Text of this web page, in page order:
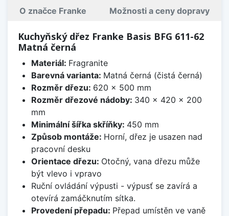
O značce Franke Možnosti a ceny dopravy
Kuchyňský dřez Franke Basis BFG 611-62
Matná černá
Materiál: Fragranite
Barevná varianta: Matná černá (čistá černá)
Rozměr dřezu: 620 x 500 mm
Rozměr dřezové nádoby: 340 x 420 x 200
mm
Minimální šířka skříňky: 450 mm
Způsob montáže: Horní, dřez je usazen nad
pracovní desku
Orientace dřezu: Otočný, vana dřezu může
být vlevo i vpravo
Ruční ovládání výpusti - výpusť se zavírá a
otevírá zamáčknutím sítka.
Provedení přepadu: Přepad umístěn ve vaně